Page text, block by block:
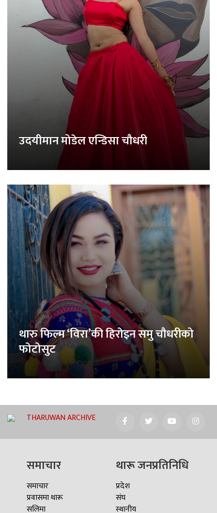
उदयीमान मोडेल एन्डिसा चौधरी
थारु फिल्म ‘विरा’की हिरोइन समु चौधरीको
फोटोसुट
THARUWAN ARCHIVE
समाचार
समाचार
प्रवासमा थारू
सलिमा
थारू जनप्रतिनिधि
प्रदेश
संघ
स्थानीय